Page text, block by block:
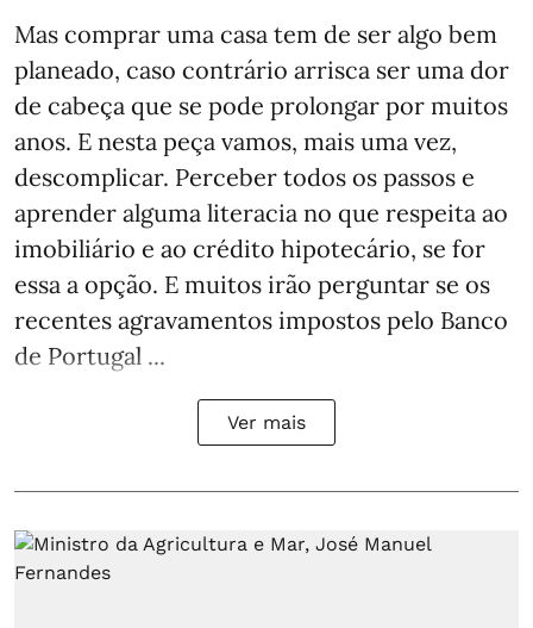
Mas comprar uma casa tem de ser algo bem
planeado, caso contrário arrisca ser uma dor
de cabeça que se pode prolongar por muitos
anos. E nesta peça vamos, mais uma vez,
descomplicar. Perceber todos os passos e
aprender alguma literacia no que respeita ao
imobiliário e ao crédito hipotecário, se for
essa a opção. E muitos irão perguntar se os
recentes agravamentos impostos pelo Banco
de Portugal ...
Ver mais